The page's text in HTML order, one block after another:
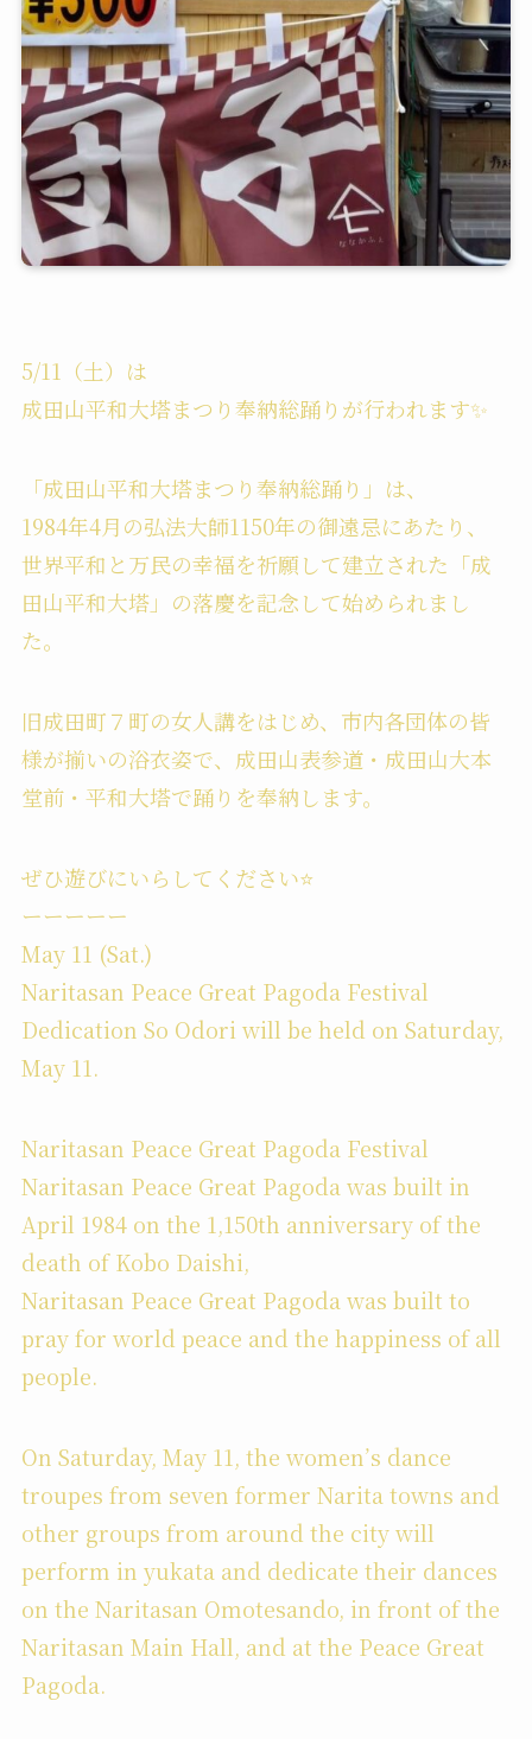
5/11（土）は
成田山平和大塔まつり奉納総踊りが行われます✨
「成田山平和大塔まつり奉納総踊り」は、
1984年4月の弘法大師1150年の御遠忌にあたり、
世界平和と万民の幸福を祈願して建立された「成
田山平和大塔」の落慶を記念して始められまし
た。
旧成田町７町の女人講をはじめ、市内各団体の皆
様が揃いの浴衣姿で、成田山表参道・成田山大本
堂前・平和大塔で踊りを奉納します。
ぜひ遊びにいらしてください⭐️
ーーーーー
May 11 (Sat.)
Naritasan Peace Great Pagoda Festival
Dedication So Odori will be held on Saturday,
May 11.
Naritasan Peace Great Pagoda Festival
Naritasan Peace Great Pagoda was built in
April 1984 on the 1,150th anniversary of the
death of Kobo Daishi,
Naritasan Peace Great Pagoda was built to
pray for world peace and the happiness of all
people.
On Saturday, May 11, the women’s dance
troupes from seven former Narita towns and
other groups from around the city will
perform in yukata and dedicate their dances
on the Naritasan Omotesando, in front of the
Naritasan Main Hall, and at the Peace Great
Pagoda.